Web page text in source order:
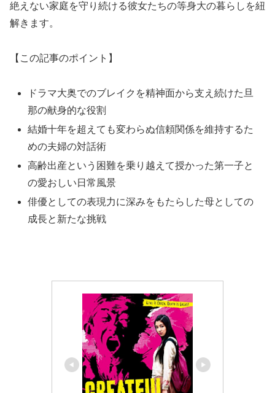
絶えない家庭を守り続ける彼女たちの等身大の暮らしを紐
解きます。
【この記事のポイント】
ドラマ大奥でのブレイクを精神面から支え続けた旦
那の献身的な役割
結婚十年を超えても変わらぬ信頼関係を維持するた
めの夫婦の対話術
高齢出産という困難を乗り越えて授かった第一子と
の愛おしい日常風景
俳優としての表現力に深みをもたらした母としての
成長と新たな挑戦